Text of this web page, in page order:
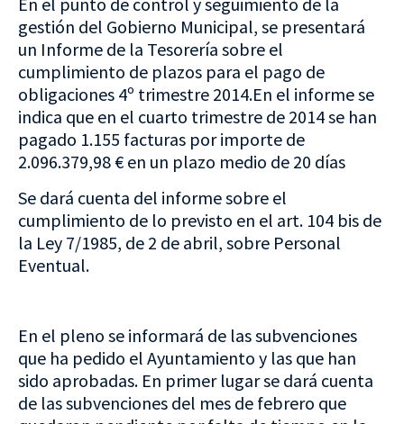
gestión del Gobierno Municipal, se presentará
un Informe de la Tesorería sobre el
cumplimiento de plazos para el pago de
obligaciones 4º trimestre 2014.En el informe se
indica que en el cuarto trimestre de 2014 se han
pagado 1.155 facturas por importe de
2.096.379,98 € en un plazo medio de 20 días
Se dará cuenta del informe sobre el
cumplimiento de lo previsto en el art. 104 bis de
la Ley 7/1985, de 2 de abril, sobre Personal
Eventual.
En el pleno se informará de las subvenciones
que ha pedido el Ayuntamiento y las que han
sido aprobadas. En primer lugar se dará cuenta
de las subvenciones del mes de febrero que